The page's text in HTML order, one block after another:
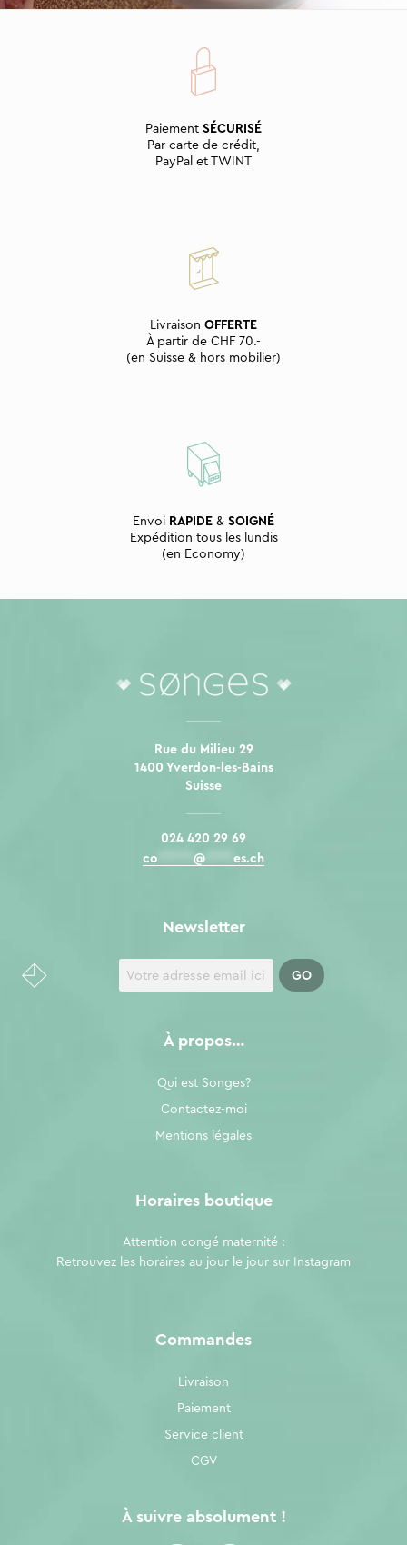
Paiement SÉCURISÉ
Par carte de crédit,
PayPal et TWINT
Livraison OFFERTE
À partir de CHF 70.-
(en Suisse & hors mobilier)
Envoi RAPIDE & SOIGNÉ
Expédition tous les lundis
(en Economy)
Rue du Milieu 29
1400 Yverdon-les-Bains
Suisse
024 420 29 69
co
@ es.ch
Commandes
Livraison
Paiement
Service client
CGV
À suivre absolument !
À propos…
Qui est Songes?
Contactez-moi
Mentions légales
Newsletter
Horaires boutique
Attention congé maternité :
Retrouvez les horaires au jour le jour sur
Instagram